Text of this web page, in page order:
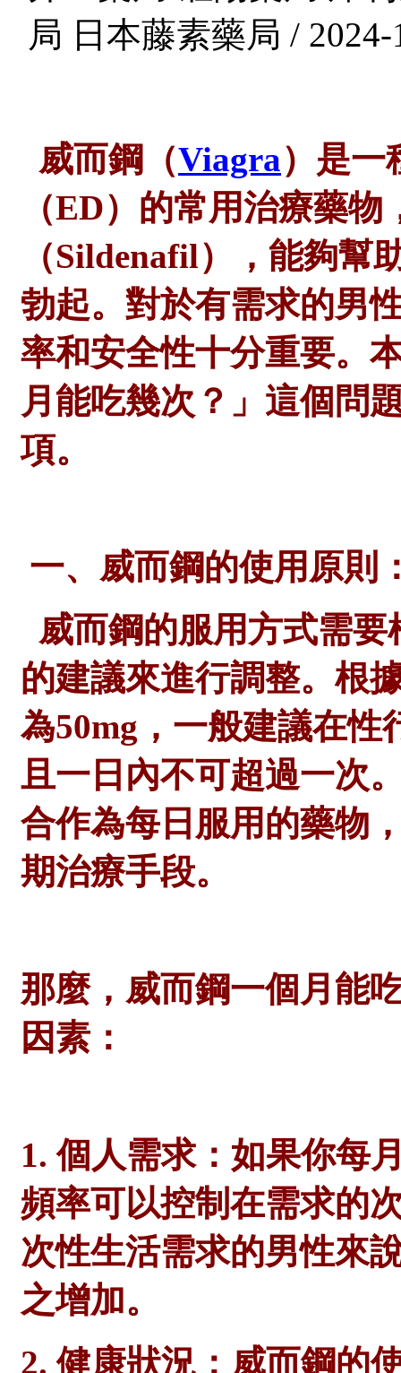
局 日本藤素藥局 / 2024-
威而鋼（Viagra）是一
（ED）的常用治療藥
（Sildenafil），能夠幫
勃起。對於有需求的男
率和安全性十分重要。
月能吃幾次？」這個問
項。
一、威而鋼的使用原則
威而鋼的服用方式需
的建議來進行調整。根
為50mg，一般建議在性
且一日內不可超過一次
合作為每日服用的藥物
期治療手段。
那麼，威而鋼一個月能
因素：
1. 個人需求：如果你每
頻率可以控制在需求的
次性生活需求的男性來
之增加。
2. 健康狀況：威而鋼的